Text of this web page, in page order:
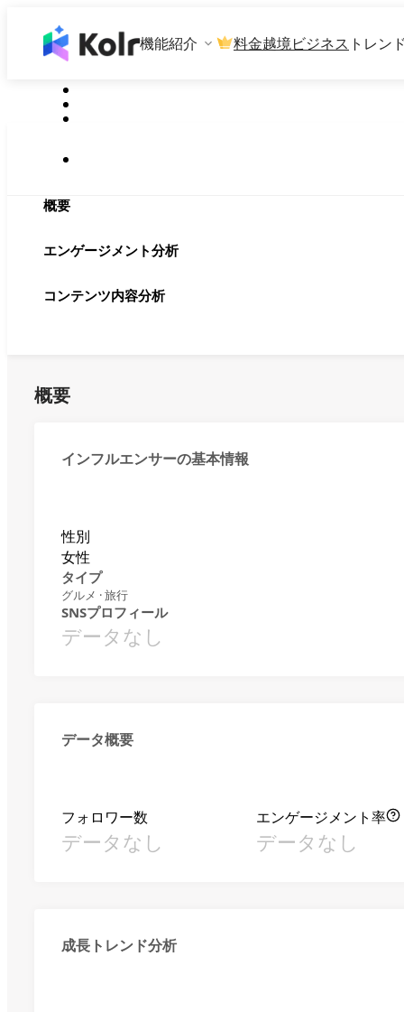
機能紹介 料金越境ビジネス トレン
概要
エンゲージメント分析
コンテンツ内容分析
概要
インフルエンサーの基本情報
性別
女性
タイプ
グルメ · 旅行
SNSプロフィール
データなし
データ概要
フォロワー数
データなし
エンゲージメント率
データなし
成長トレンド分析